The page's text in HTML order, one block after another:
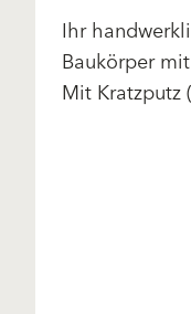
Ihr
Baukörper
Mit Kratzputz